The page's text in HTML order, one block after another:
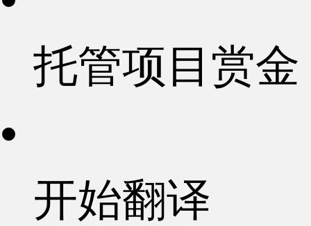
托管项目赏金
开始翻译